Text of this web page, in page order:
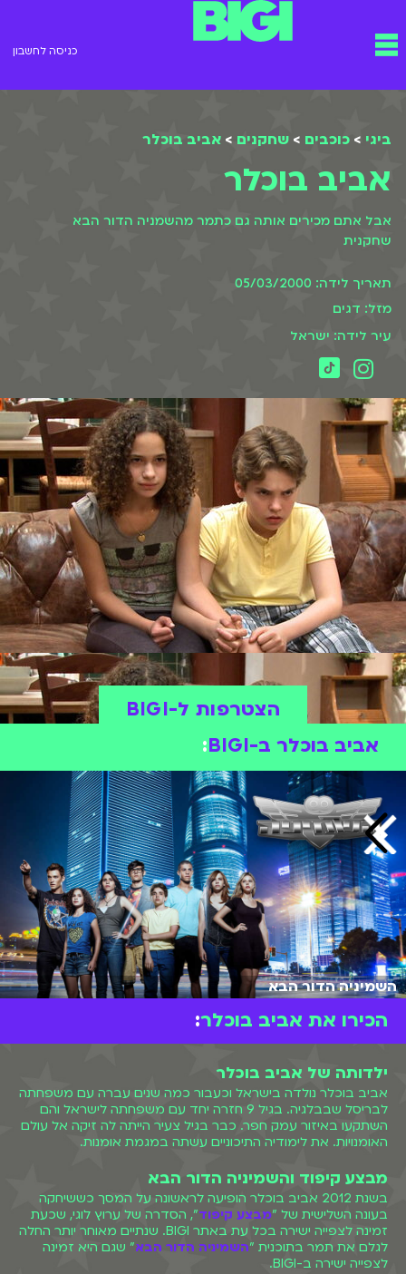
תפריט כניסה לחשבון
ביגי > כוכבים > שחקנים > אביב בוכלר
אביב בוכלר
אבל אתם מכירים אותה גם כתמר מהשמניה הדור הבא
שחקנית
תאריך לידה: 05/03/2000
מזל: דגים
עיר לידה: ישראל
הצטרפות ל-BIGI
אביב בוכלר ב-BIGI
:
השמיניה הדור הבא
הכירו את אביב בוכלר:
ילדותה של אביב בוכלר
אביב בוכלר נולדה בישראל וכעבור כמה שנים עברה עם משפחתה
לבריסל שבבלגיה. בגיל 9 חזרה יחד עם משפחתה לישראל והם
השתקעו באיזור עמק חפר. כבר בגיל צעיר הייתה לה זיקה אל עולם
האומנויות. את לימודיה התיכוניים עשתה במגמת אומנות.
מבצע קיפוד והשמיניה הדור הבא
בשנת 2012 אביב בוכלר הופיעה לראשונה על המסך כששיחקה
בעונה השלישית של "מבצע קיפוד", הסדרה של ערוץ לוגי, שכעת
זמינה לצפייה ישירה בכל עת באתר BIGI. שנתיים מאוחר יותר החלה
לגלם את תמר בתוכנית "השמיניה הדור הבא" שגם היא זמינה
לצפייה ישירה ב-BIGI.